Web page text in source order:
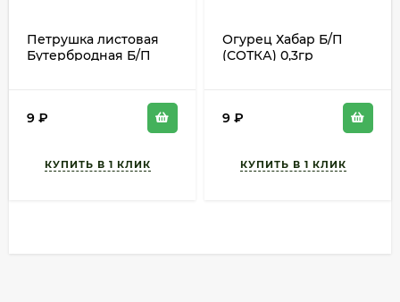
Петрушка листовая
Бутербродная Б/П
9 ₽
Огурец Хабар Б/П
(СОТКА) 0,3гр
9 ₽